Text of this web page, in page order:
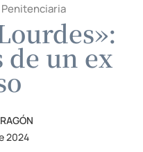
de un ex
2024